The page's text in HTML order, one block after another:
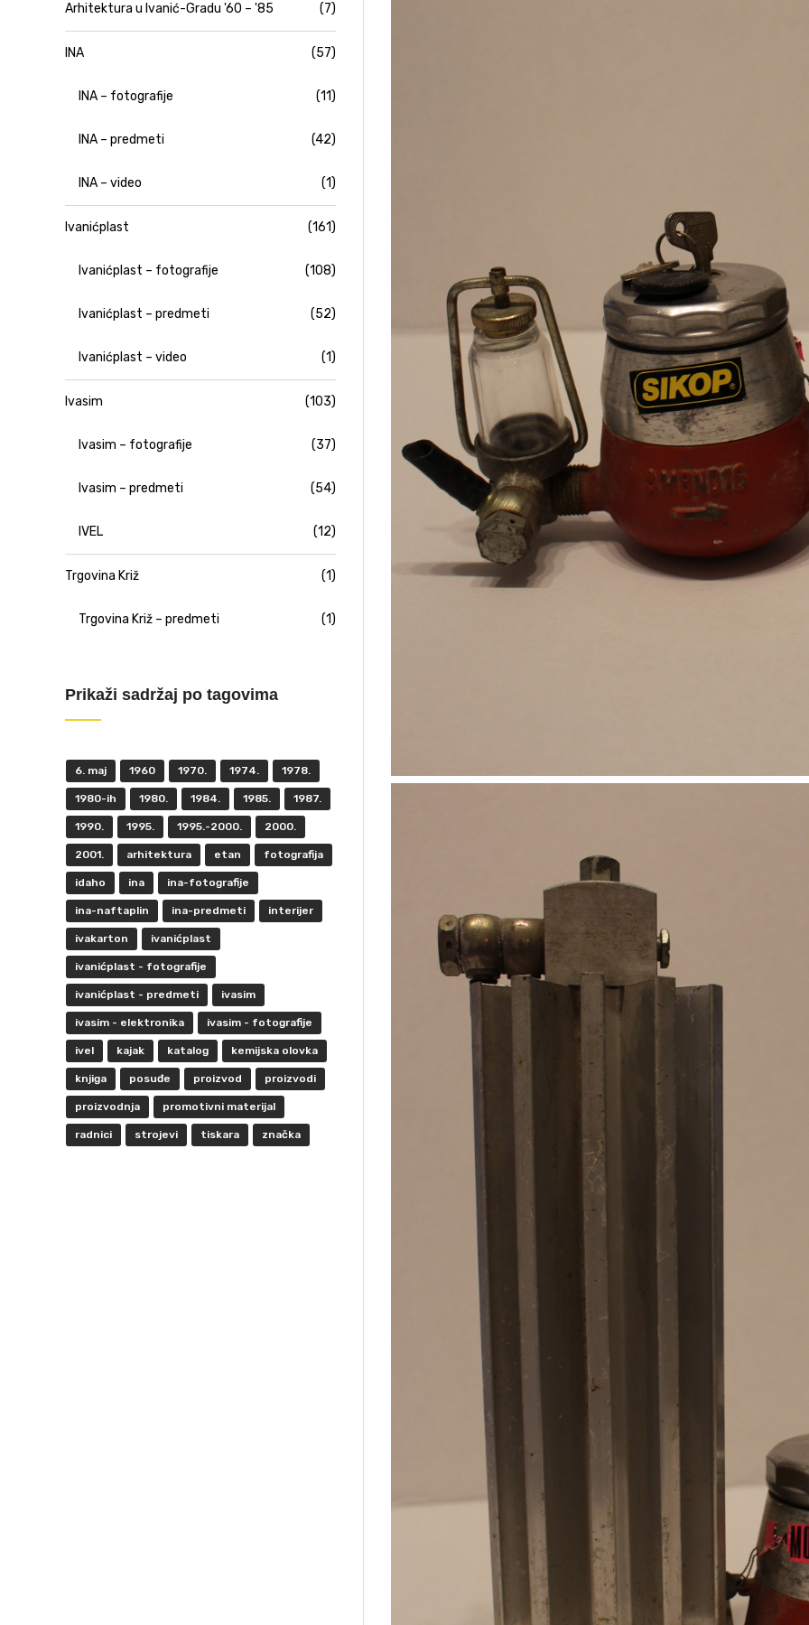
Arhitektura u Ivanić-Gradu '60 – '85 (7)
INA (57)
INA – fotografije (11)
INA – predmeti (42)
INA – video (1)
Ivanićplast (161)
Ivanićplast – fotografije (108)
Ivanićplast – predmeti (52)
Ivanićplast – video (1)
Ivasim (103)
Ivasim – fotografije (37)
Ivasim – predmeti (54)
IVEL (12)
Trgovina Križ (1)
Trgovina Križ – predmeti (1)
Prikaži sadržaj po tagovima
6. maj 1960 1970. 1974. 1978.
1980-ih 1980. 1984. 1985. 1987.
1990. 1995. 1995.-2000. 2000.
2001. arhitektura etan fotografija
idaho ina ina-fotografije
ina-naftaplin ina-predmeti interijer
ivakarton ivanićplast
ivanićplast - fotografije
ivanićplast - predmeti ivasim
ivasim - elektronika ivasim - fotografije
ivel kajak katalog kemijska olovka
knjiga posuđe proizvod proizvodi
proizvodnja promotivni materijal
radnici strojevi tiskara značka